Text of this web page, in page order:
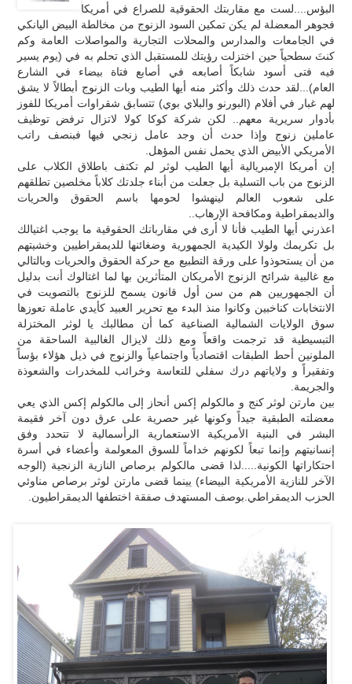
البؤس....لست مع مقاربتك الحقوقية للصراع في أمريكا
فجوهر المعضلة لم يكن تمكين السود الزنوج من مخالطة البيض اليانكي
في الجامعات والمدارس والمحلات التجارية والمواصلات العامة وكم
كنتَ سطحياً حين اختزلت رؤيتك للمستقبل الذي تحلم به في (يوم يسير
فيه فتى أسود شابكاً أصابعه في أصابع فتاة بيضاء في الشارع
العام)...لقد حدث ذلك وأكثر منه أيها الطيب وبات الزنوج أبطالاً لا يشق
لهم غبار في أفلام (البورنو والبلاي بوي) تتسابق شقراوات أمريكا للفوز
بأدوار سريرية معهم.. لكن شركة كوكا كولا لاتزال ترفض توظيف
عاملين زنوج وإذا حدث أن وجد عامل زنجي فيها فبنصف راتب
الأمريكي الأبيض الذي يحمل نفس المؤهل.
إن أمريكا الإمبريالية أيها الطيب لوثر لم تكتف باطلاق الكلاب على
الزنوج من باب التسلية بل جعلت من أبناء جلدتك كلاباً مخلصين تطلقهم
على شعوب العالم لينهشوا لحومها باسم الحقوق والحريات
والديمقراطية ومكافحة الإرهاب..
اعذرني أيها الطيب فأنا لا أرى في مقارباتك الحقوقية ما يوجب اغتيالك
بل تكريمك ولولا الكيدية الجمهورية وضغائنها للديمقراطيين وخشيتهم
من أن يستحوذوا على ورقة التطبيع مع حركة الحقوق والحريات وبالتالي
مع غالبية شرائح الزنوج الأمريكان المتأثرين بها لما اغتالوك أنت بدليل
أن الجمهوريين هم من سن أول قانون يسمح للزنوج بالتصويت في
الانتخابات كناخبين وكانوا منذ البدء مع تحرير العبيد كأيدي عاملة تعوزها
سوق الولايات الشمالية الصناعية كما أن مطالبك يا لوثر المختزلة
التبسيطية قد ترجمت واقعاً ومع ذلك لايزال الغالبية الساحقة من
الملونين أحط الطبقات اقتصادياً واجتماعياً والزنوج في ذيل هؤلاء بؤساً
وتفقيراً و ولاياتهم درك سفلي للتعاسة وخرائب للمخدرات والشعوذة
والجريمة.
بين مارتن لوثر كنج و مالكولم إكس أنحاز إلى مالكولم إكس الذي يعي
معضلته الطبقية جيداً وكونها غير حصرية على عرق دون آخر فقيمة
البشر في البنية الأمريكية الاستعمارية الرأسمالية لا تتحدد وفق
إنسانيتهم وإنما تبعاً لكونهم خداماً للسوق المعولمة وأعضاء في أسرة
احتكاراتها الكونية.....لذا قضى مالكولم برصاص النازية الزنجية (الوجه
الآخر للنازية الأمريكية البيضاء) يينما قضى مارتن لوثر برصاص مناوئي
الحزب الديمقراطي.بوصف المستهدف صفقة اختطفها الديمقراطيون.